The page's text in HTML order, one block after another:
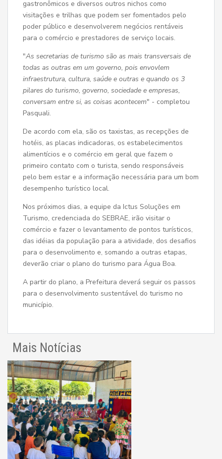
gastronômicos e diversos outros nichos como
visitações e trilhas que podem ser fomentados pelo
poder público e desenvolverem negócios rentáveis
para o comércio e prestadores de serviço locais.
"As secretarias de turismo são as mais transversais de
todas as outras em um governo, pois envovlem
infraestrutura, cultura, saúde e outras e quando os 3
pilares do turismo, governo, sociedade e empresas,
conversam entre si, as coisas acontecem" - completou
Pasquali.
De acordo com ela, são os taxistas, as recepções de
hotéis, as placas indicadoras, os estabelecimentos
alimentícios e o comércio em geral que fazem o
primeiro contato com o turista, sendo responsáveis
pelo bem estar e a informação necessária para um bom
desempenho turístico local.
Nos próximos dias, a equipe da Ictus Soluções em
Turismo, credenciada do SEBRAE, irão visitar o
comércio e fazer o levantamento de pontos turísticos,
das idéias da população para a atividade, dos desafios
para o desenvolimento e, somando a outras etapas,
deverão criar o plano do turismo para Água Boa.
A partir do plano, a Prefeitura deverá seguir os passos
para o desenvolvimento sustentável do turismo no
município.
Mais Notícias